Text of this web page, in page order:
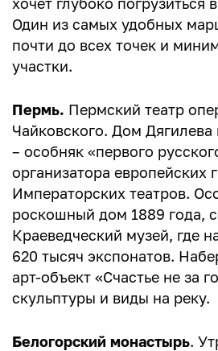
Один из самых удобных
почти до всех точек и
участки.
Пермь. Пермский театр
Чайковского. Дом
– особняк «первого
организатора европейских
Императорских театров.
роскошный дом 1889 года,
Краеведческий музей, где
620 тысяч экспонатов.
арт-объект «Счастье не за
скульптуры и виды на реку.
Белогорский монастырь.